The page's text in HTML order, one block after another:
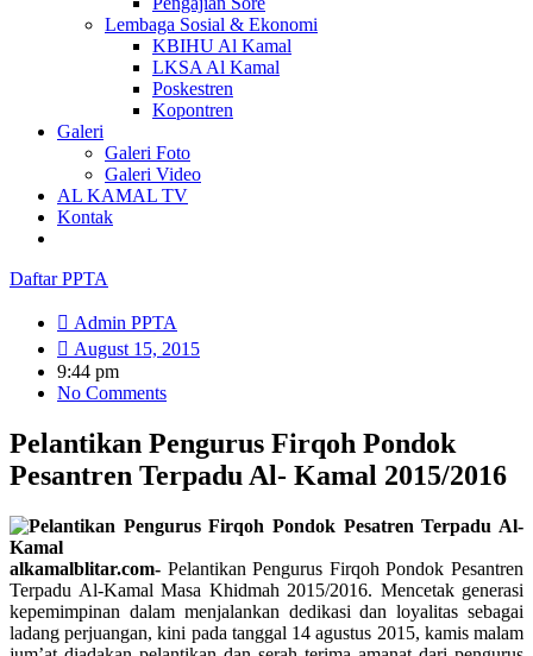
Lembaga Sosial & Ekonomi
KBIHU Al Kamal
LKSA Al Kamal
Poskestren
Kopontren
Galeri
Galeri Foto
Galeri Video
AL KAMAL TV
Kontak
Daftar PPTA
Admin PPTA
August 15, 2015
9:44 pm
No Comments
Pelantikan Pengurus Firqoh Pondok
Pesantren Terpadu Al- Kamal 2015/2016
alkamalblitar.com- Pelantikan Pengurus Firqoh Pondok Pesantren
Terpadu Al-Kamal Masa Khidmah 2015/2016. Mencetak generasi
kepemimpinan dalam menjalankan dedikasi dan loyalitas sebagai
ladang perjuangan, kini pada tanggal 14 agustus 2015, kamis malam